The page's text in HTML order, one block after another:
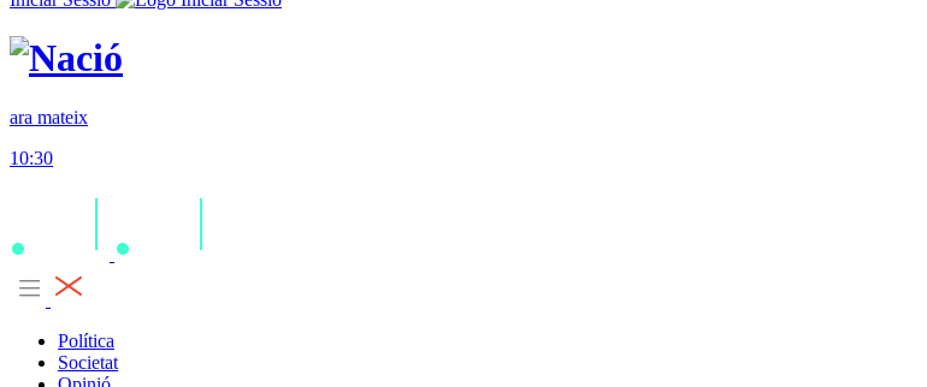
ara mateix
10:30
Política
Societat